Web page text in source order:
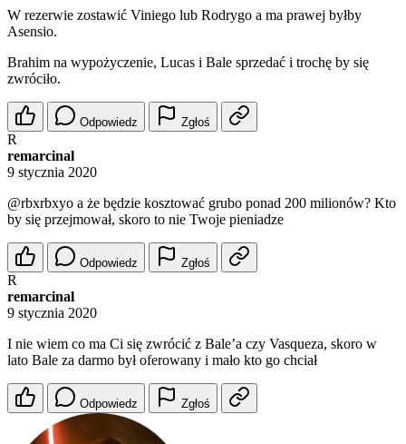
W rezerwie zostawić Viniego lub Rodrygo a ma prawej byłby
Asensio.
Brahim na wypożyczenie, Lucas i Bale sprzedać i trochę by się
zwróciło.
Odpowiedz Zgłoś
R
remarcinal
9 stycznia 2020
@rbxrbxyo a że będzie kosztować grubo ponad 200 milionów? Kto
by się przejmował, skoro to nie Twoje pieniadze
Odpowiedz Zgłoś
R
remarcinal
9 stycznia 2020
I nie wiem co ma Ci się zwrócić z Bale’a czy Vasqueza, skoro w
lato Bale za darmo był oferowany i mało kto go chciał
Odpowiedz Zgłoś